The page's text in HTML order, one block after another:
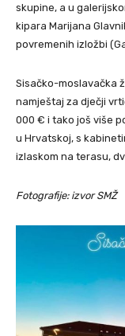
skupine, a u
kipara Marijana
povremenih izložbi
Sisačko-moslavačka
namještaj za dječji
000 € i tako još više
u Hrvatskoj, s
izlaskom na terasu,
Fotografije: izvor SMŽ